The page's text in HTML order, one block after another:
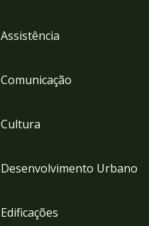
Assistência
Comunicação
Cultura
Desenvolvimento Urbano
Edificações